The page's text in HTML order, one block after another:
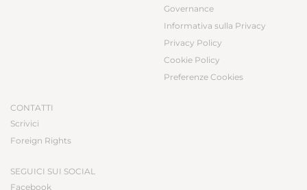
Governance
Informativa sulla Privacy
Privacy Policy
Cookie Policy
Preferenze Cookies
CONTATTI
Scrivici
Foreign Rights
SEGUICI SUI SOCIAL
Facebook